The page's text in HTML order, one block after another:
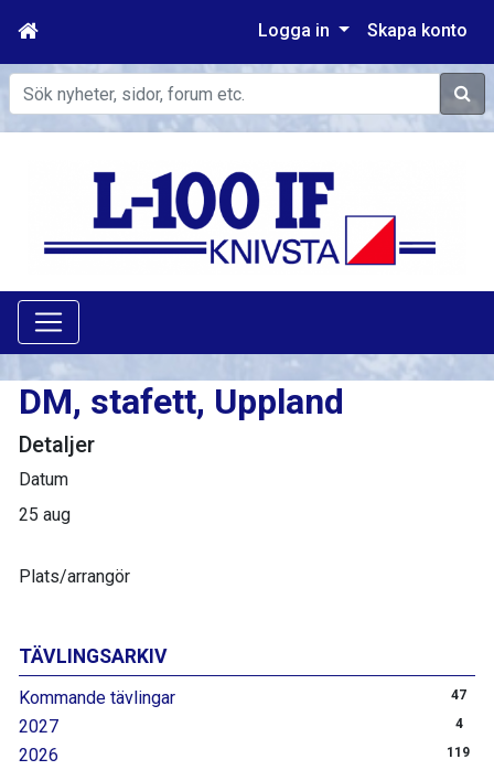
Logga in Skapa konto
Sök
TÄVLINGSARKIV
Kommande tävlingar 47
2027 4
2026 119
DM, stafett, Uppland
Detaljer
Datum
25 aug
Plats/arrangör